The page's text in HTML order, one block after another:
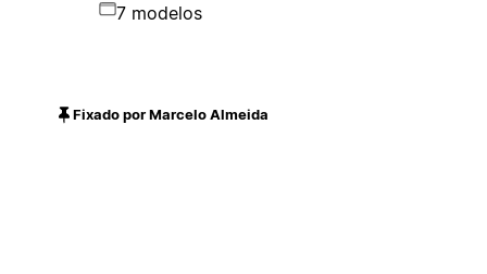
7 modelos
Fixado por Marcelo Almeida